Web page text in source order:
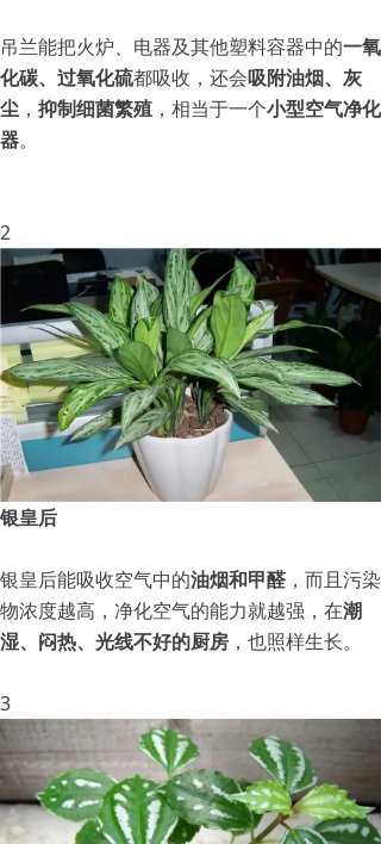
吊兰能把火炉、电器及其他塑料容器中的一氧
化碳、过氧化硫都吸收，还会吸附油烟、灰
尘 ， 抑制细菌繁殖 ，相当于一个小型空气净化
器。
2
银皇后
银皇后能吸收空气中的油烟和甲醛 ，而且污染
物浓度越高，净化空气的能力就越强，在潮
湿、闷热、光线不好的厨房 ，也照样生长。
3